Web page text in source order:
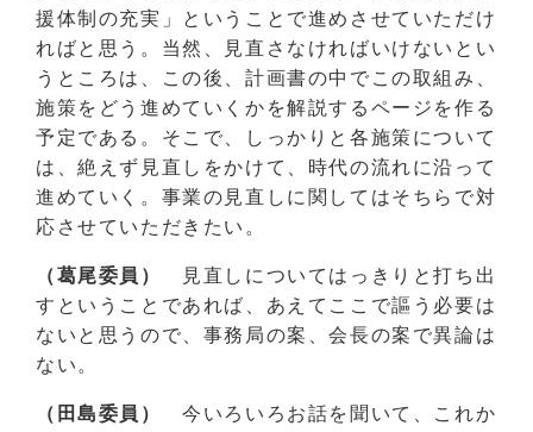
援体制の充実」ということで進めさせていただけ
ればと思う。当然、見直さなければいけないとい
うところは、この後、計画書の中でこの取組み、
施策をどう進めていくかを解説するページを作る
予定である。そこで、しっかりと各施策について
は、絶えず見直しをかけて、時代の流れに沿って
進めていく。事業の見直しに関してはそちらで対
応させていただきたい。
（葛尾委員）
見直しについてはっきりと打ち出
すということであれば、あえてここで謳う必要は
ないと思うので、事務局の案、会長の案で異論は
ない。
（田島委員）
今いろいろお話を聞いて、これか